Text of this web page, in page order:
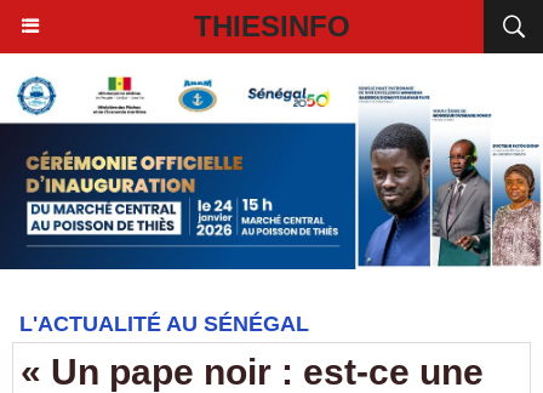
THIESINFO
L'ACTUALITÉ AU SÉNÉGAL
« Un pape noir : est-ce une